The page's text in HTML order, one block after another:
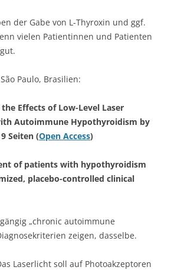
der Gabe von L-Thyroxin und ggf.
vielen Patientinnen und Patienten
Paulo, Brasilien:
Effects of Low-Level Laser
Autoimmune Hypothyroidism by
Seiten (Open Access)
of patients with hypothyroidism
placebo-controlled clinical
„chronic autoimmune
zeigen, dasselbe.
Laserlicht soll auf Photoakzeptoren